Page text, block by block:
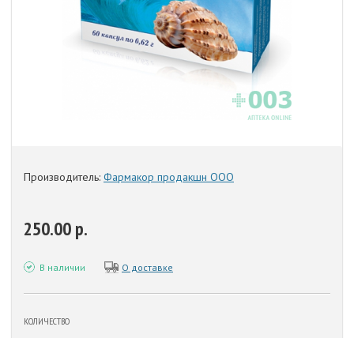
Производитель: Фармакор продакшн ООО
250.00 р.
В наличии О доставке
КОЛИЧЕСТВО